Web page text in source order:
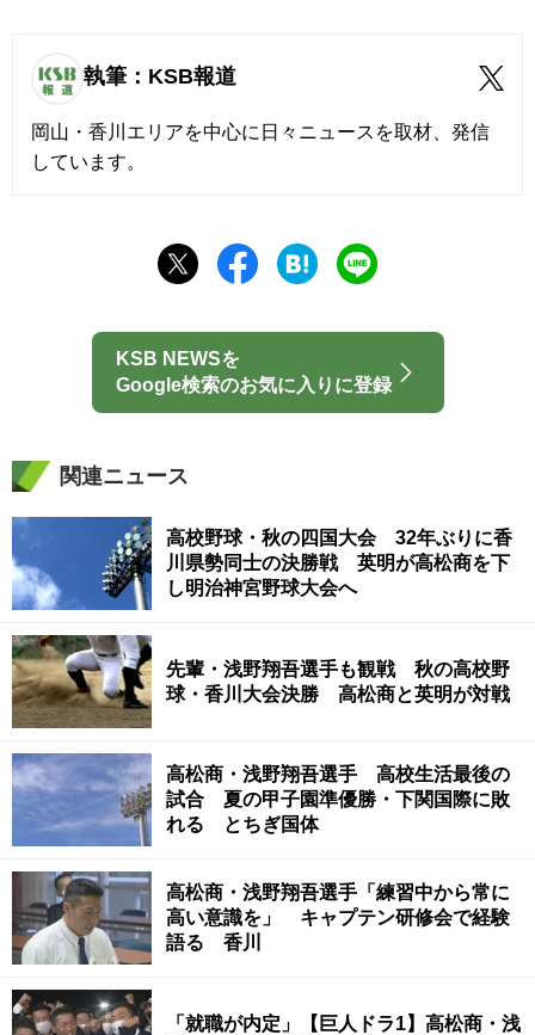
執筆：KSB報道
岡山・香川エリアを中心に日々ニュースを取材、発信
しています。
KSB NEWSを
Google検索のお気に入りに登録
関連ニュース
高校野球・秋の四国大会 32年ぶりに香
川県勢同士の決勝戦 英明が高松商を下
し明治神宮野球大会へ
先輩・浅野翔吾選手も観戦 秋の高校野
球・香川大会決勝 高松商と英明が対戦
高松商・浅野翔吾選手 高校生活最後の
試合 夏の甲子園準優勝・下関国際に敗
れる とちぎ国体
高松商・浅野翔吾選手「練習中から常に
高い意識を」 キャプテン研修会で経験
語る 香川
「就職が内定」【巨人ドラ1】高松商・浅